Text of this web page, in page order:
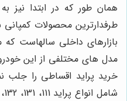
همان طور که در ابتدا نیز
طرفدارترین محصولات کمپانی
بازارهای داخلی سالهاست
مدل های مختلفی از این
خرید پراید اقساطی را جلب